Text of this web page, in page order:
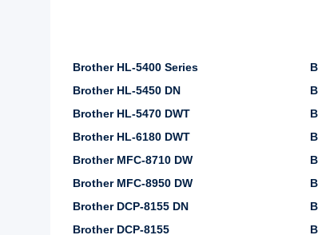
Brother HL-5400 Series
Brother HL-5450 DN
Brother HL-5470 DWT
Brother HL-6180 DWT
Brother MFC-8710 DW
Brother MFC-8950 DW
Brother DCP-8155 DN
Brother DCP-8155